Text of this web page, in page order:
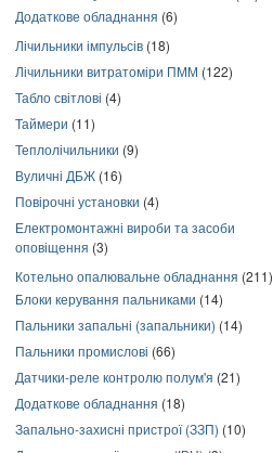
Додаткове обладнання (6)
Лічильники імпульсів (18)
Лічильники витратоміри ПММ (122)
Табло світлові (4)
Таймери (11)
Теплолічильники (9)
Вуличні ДБЖ (16)
Повірочні установки (4)
Електромонтажні вироби та засоби
оповіщення (3)
Котельно опалювальне обладнання (211)
Блоки керування пальниками (14)
Пальники запальні (запальники) (14)
Пальники промислові (66)
Датчики-реле контролю полум'я (21)
Додаткове обладнання (18)
Запально-захисні пристрої (ЗЗП) (10)